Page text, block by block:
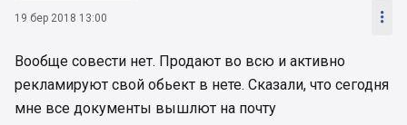
19 бер 2018 13:00 
Вообще совести нет. Продают во всю и активно
рекламируют свой обьект в нете. Сказали, что сегодня
мне все документы вышлют на почту